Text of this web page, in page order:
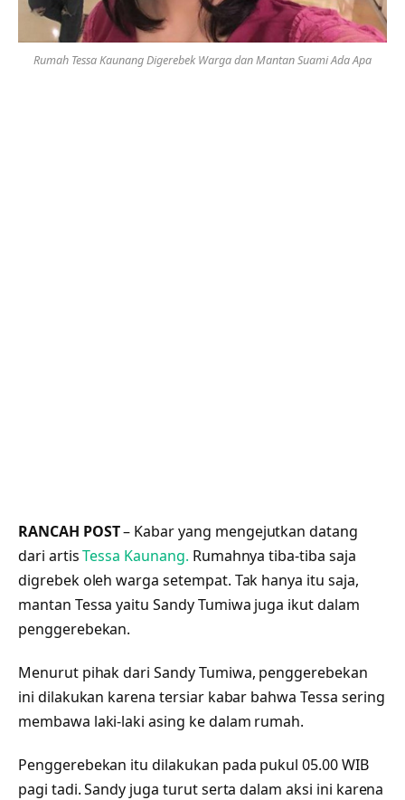
Rumah Tessa Kaunang Digerebek Warga dan Mantan Suami Ada Apa
RANCAH POST– Kabar yang mengejutkan datang
dari artisTessa Kaunang. Rumahnya tiba-tiba saja
digrebek oleh warga setempat. Tak hanya itu saja,
mantan Tessa yaitu Sandy Tumiwa juga ikut dalam
penggerebekan.
Menurut pihak dari Sandy Tumiwa, penggerebekan
ini dilakukan karena tersiar kabar bahwa Tessa sering
membawa laki-laki asing ke dalam rumah.
Penggerebekan itu dilakukan pada pukul 05.00 WIB
pagi tadi. Sandy juga turut serta dalam aksi ini karena